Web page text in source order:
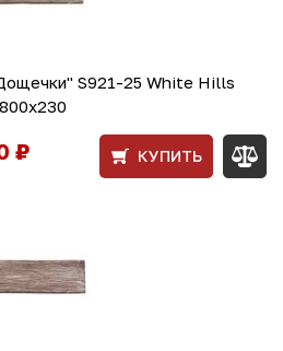
S921-25 White Hills
800х230
₽ КУПИТЬ